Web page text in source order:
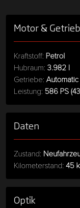
Motor &
Kraftstoff: Petrol
Hubraum: 3.982 l
Getriebe: Automatic
Leistung: 586 PS
Daten
Zustand:
Kilometerstand: 45
Optik